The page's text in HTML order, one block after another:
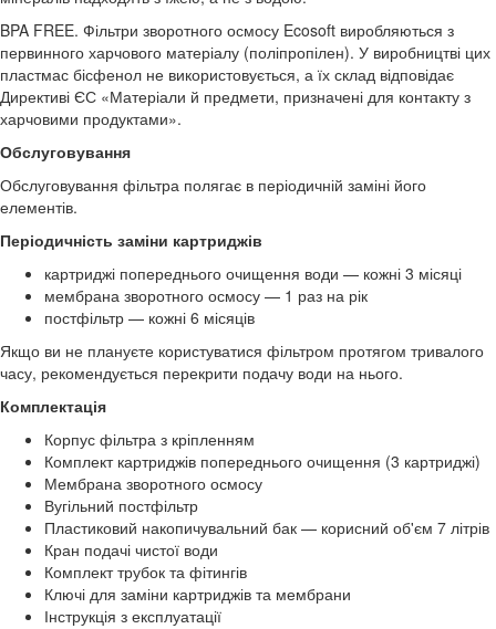
BPA FREE. Фільтри зворотного осмосу Ecosoft виробляються з
первинного харчового матеріалу (поліпропілен). У виробництві цих
пластмас бісфенол не використовується, а їх склад відповідає
Директиві ЄС «Матеріали й предмети, призначені для контакту з
харчовими продуктами».
Обслуговування
Обслуговування фільтра полягає в періодичній заміні його
елементів.
Періодичність заміни картриджів
картриджі попереднього очищення води — кожні 3 місяці
мембрана зворотного осмосу — 1 раз на рік
постфільтр — кожні 6 місяців
Якщо ви не плануєте користуватися фільтром протягом тривалого
часу, рекомендується перекрити подачу води на нього.
Комплектація
Корпус фільтра з кріпленням
Комплект картриджів попереднього очищення (3 картриджі)
Мембрана зворотного осмосу
Вугільний постфільтр
Пластиковий накопичувальний бак — корисний об'єм 7 літрів
Кран подачі чистої води
Комплект трубок та фітингів
Ключі для заміни картриджів та мембрани
Інструкція з експлуатації